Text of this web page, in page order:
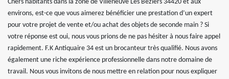
Chers habitants dans la zone de Villeneuve Les Beziers 34420 et aux
environs, est-ce que vous aimerez bénéficier une prestation d’un expert
pour votre projet de vente et/ou achat des objets de seconde main ? Si
votre réponse est oui, nous vous prions de ne pas hésiter à nous faire appel
rapidement. F.K Antiquaire 34 est un brocanteur très qualifié. Nous avons
également une riche expérience professionnelle dans notre domaine de
travail. Nous vous invitons de nous mettre en relation pour nous expliquer